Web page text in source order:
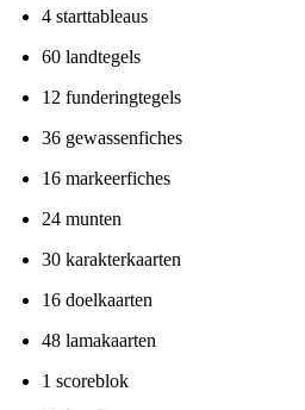
4 starttableaus
60 landtegels
12 funderingtegels
36 gewassenfiches
16 markeerfiches
24 munten
30 karakterkaarten
16 doelkaarten
48 lamakaarten
1 scoreblok